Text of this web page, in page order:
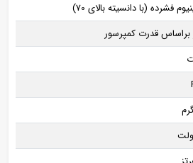
فشرده (با دانسیته بالای 70)
براساس قدرت کمپرسور